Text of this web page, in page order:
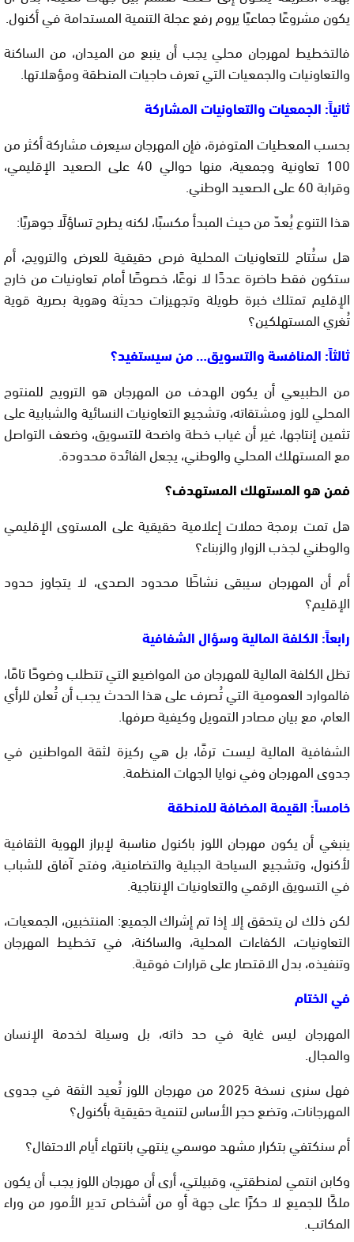
يكون مشروعًا جماعيًا يروم رفع عجلة التنمية المستدامة في أكنول.
فالتخطيط لمهرجان محلي يجب أن ينبع من الميدان، من الساكنة
والتعاونيات والجمعيات التي تعرف حاجيات المنطقة ومؤهلاتها.
ثانياً: الجمعيات والتعاونيات المشاركة
بحسب المعطيات المتوفرة، فإن المهرجان سيعرف مشاركة أكثر من
100 تعاونية وجمعية، منها حوالي 40 على الصعيد الإقليمي،
وقرابة 60 على الصعيد الوطني.
هذا التنوع يُعدّ من حيث المبدأ مكسبًا، لكنه يطرح تساؤلًا جوهريًا:
هل ستُتاح للتعاونيات المحلية فرص حقيقية للعرض والترويج، أم
ستكون فقط حاضرة عددًا لا نوعًا، خصوصًا أمام تعاونيات من خارج
الإقليم تمتلك خبرة طويلة وتجهيزات حديثة وهوية بصرية قوية
تُغري المستهلكين؟
ثالثاً: المنافسة والتسويق… من سيستفيد؟
من الطبيعي أن يكون الهدف من المهرجان هو الترويج للمنتوج
المحلي للوز ومشتقاته، وتشجيع التعاونيات النسائية والشبابية على
تثمين إنتاجها، غير أن غياب خطة واضحة للتسويق، وضعف التواصل
مع المستهلك المحلي والوطني، يجعل الفائدة محدودة.
فمن هو المستهلك المستهدف؟
هل تمت برمجة حملات إعلامية حقيقية على المستوى الإقليمي
والوطني لجذب الزوار والزبناء؟
أم أن المهرجان سيبقى نشاطًا محدود الصدى، لا يتجاوز حدود
الإقليم؟
رابعاً: الكلفة المالية وسؤال الشفافية
تظل الكلفة المالية للمهرجان من المواضيع التي تتطلب وضوحًا تامًا،
فالموارد العمومية التي تُصرف على هذا الحدث يجب أن تُعلن للرأي
العام، مع بيان مصادر التمويل وكيفية صرفها.
الشفافية المالية ليست ترفًا، بل هي ركيزة لثقة المواطنين في
جدوى المهرجان وفي نوايا الجهات المنظمة.
خامساً: القيمة المضافة للمنطقة
ينبغي أن يكون مهرجان اللوز باكنول مناسبة لإبراز الهوية الثقافية
لأكنول، وتشجيع السياحة الجبلية والتضامنية، وفتح آفاق للشباب
في التسويق الرقمي والتعاونيات الإنتاجية.
لكن ذلك لن يتحقق إلا إذا تم إشراك الجميع: المنتخبين، الجمعيات،
التعاونيات، الكفاءات المحلية، والساكنة، في تخطيط المهرجان
وتنفيذه، بدل الاقتصار على قرارات فوقية.
في الختام
المهرجان ليس غاية في حد ذاته، بل وسيلة لخدمة الإنسان
والمجال.
فهل سنرى نسخة 2025 من مهرجان اللوز تُعيد الثقة في جدوى
المهرجانات، وتضع حجر الأساس لتنمية حقيقية بأكنول؟
أم سنكتفي بتكرار مشهد موسمي ينتهي بانتهاء أيام الاحتفال؟
وكابن انتمي لمنطقتي، وقبيلتي، أرى أن مهرجان اللوز يجب أن يكون
ملكًا للجميع لا حكرًا على جهة أو من أشخاص تدير الأمور من وراء
المكاتب.